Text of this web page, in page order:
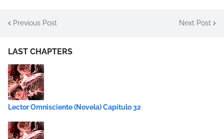
Previous Post Next Post
LAST CHAPTERS
Lector Omnisciente (Novela) Capítulo 32